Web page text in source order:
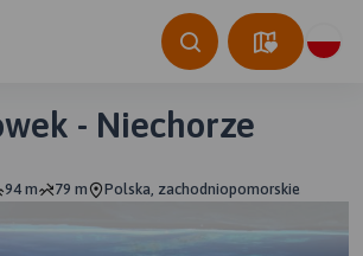
- Niechorze
94 m 79 m Polska, zachodniopomorskie